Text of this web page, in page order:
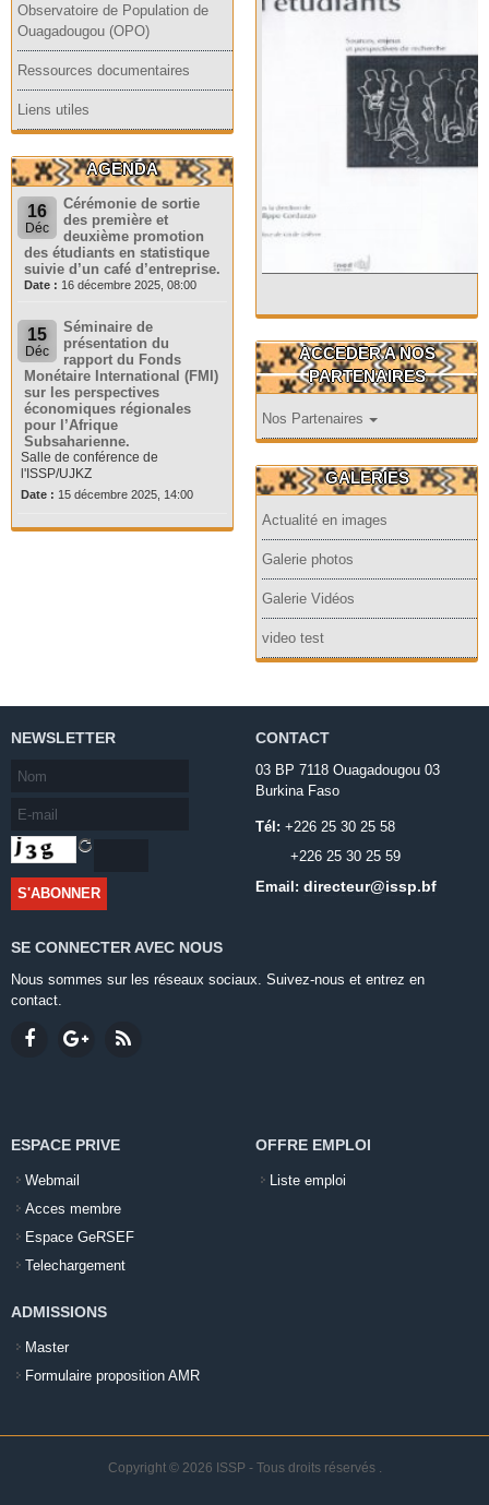
Observatoire de Population de
Ouagadougou (OPO)
Ressources documentaires
Liens utiles
AGENDA
16
Déc
Cérémonie de sortie
des première et
deuxième promotion
des étudiants en statistique
suivie d’un café d’entreprise.
Date : 16 décembre 2025, 08:00
15
Déc
Séminaire de
présentation du
rapport du Fonds
Monétaire International (FMI)
sur les perspectives
économiques régionales
pour l’Afrique
Subsaharienne.
Salle de conférence de
l'ISSP/UJKZ
Date : 15 décembre 2025, 14:00
ACCEDER A NOS
PARTENAIRES
Nos Partenaires
GALERIES
Actualité en images
Galerie photos
Galerie Vidéos
video test
NEWSLETTER CONTACT
03 BP 7118 Ouagadougou 03
Burkina Faso
Tél: +226 25 30 25 58
+226 25 30 25 59
Email: directeur@issp.bf
SE CONNECTER AVEC NOUS
Nous sommes sur les réseaux sociaux. Suivez-nous et entrez en
contact.
ESPACE PRIVE
Webmail
Acces membre
Espace GeRSEF
Telechargement
OFFRE EMPLOI
Liste emploi
ADMISSIONS
Master
Formulaire proposition AMR
Copyright © 2026 ISSP - Tous droits réservés .